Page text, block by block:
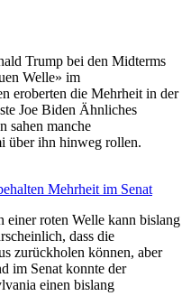
Trump bei den Midterms
Welle» im
eroberten die Mehrheit in der
Joe Biden Ähnliches
sahen manche
über ihn hinweg rollen.
Mehrheit im Senat
einer roten Welle kann bislang
dass die
zurückholen können, aber
im Senat konnte der
einen bislang